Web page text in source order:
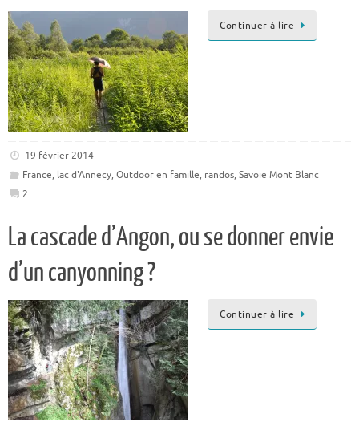
Continuer à lire
19 février 2014
France, lac d'Annecy, Outdoor en famille, randos, Savoie Mont Blanc
2
La cascade d’Angon, ou se donner envie
d’un canyonning ?
Continuer à lire